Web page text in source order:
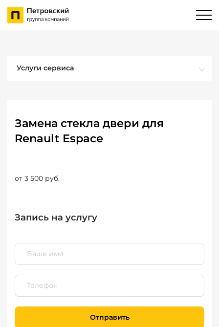
Услуги сервиса
Замена стекла двери для
Renault Espace
от 3 500 руб.
Запись на услугу
Отправить